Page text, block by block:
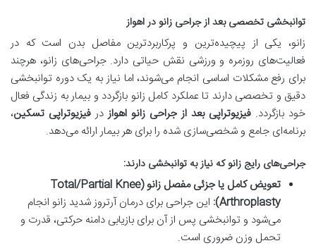
توانبخشی تخصصی بعد از جراحی زانو در اهواز
زانو، یکی از پیچیده‌ترین و پرکاربردترین مفاصل بدن است که در
فعالیت‌های روزمره و ورزشی نقش حیاتی دارد. جراحی‌های زانو، هرچند
برای رفع مشکلات اساسی انجام می‌شوند، اما نیاز به یک دوره توانبخشی
دقیق و تخصصی دارند تا عملکرد کامل زانو بازگردد و بیمار به زندگی فعال
خود بازگردد. فیزیوتراپی بعد از جراحی زانو اهوازدر فیزیوتراپی تسکین،
برنامه‌ای جامع و شخصی‌سازی شده را برای هر بیمار ارائه می‌دهد.
جراحی‌های رایج زانو که نیاز به توانبخشی دارند:
تعویض کامل یا جزئی مفصل زانو (Total/Partial Knee
Arthroplasty): این جراحی برای درمان آرتروز شدید زانو انجام
می‌شود و توانبخشی پس از آن برای بازیابی دامنه حرکتی، قدرت و
تحمل وزن ضروری است.